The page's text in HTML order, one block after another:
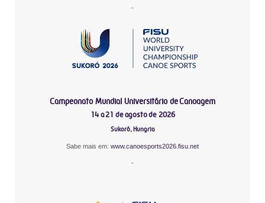
-
Campeonato Mundial Universitário de Canoagem
14 a 21 de agosto de 2026
Sukoró, Hungria
Sabe mais em: www.canoesports2026.fisu.net
-